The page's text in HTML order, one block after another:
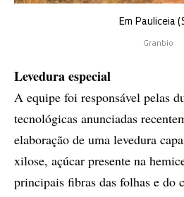
Em Pauliceia
Granbio
Levedura especial
A equipe foi responsável pelas
tecnológicas anunciadas
elaboração de uma levedura
xilose, açúcar presente na
principais fibras das folhas e do